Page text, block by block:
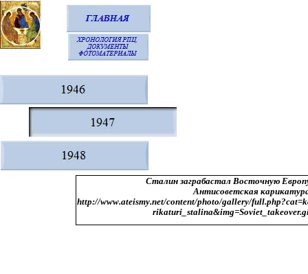
Сталин заграбастал Восточную
Антисоветская
http://www.ateismy.net/content/photo/gallery/